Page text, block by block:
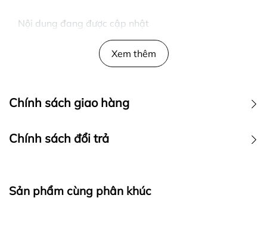
Nội dung đang được cập nhật
Xem thêm
Chính sách giao hàng
Chính sách đổi trả
Sản phẩm cùng phân khúc